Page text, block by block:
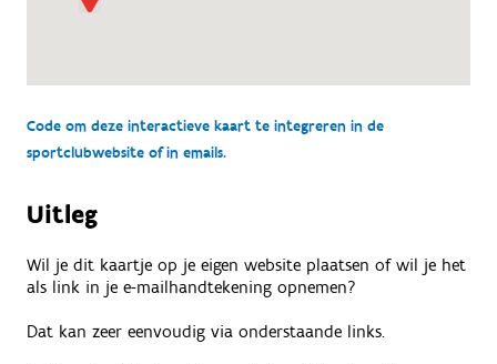
Code om deze interactieve kaart te integreren in de
sportclubwebsite of in emails.
Uitleg
Wil je dit kaartje op je eigen website plaatsen of wil je het
als link in je e-mailhandtekening opnemen?
Dat kan zeer eenvoudig via onderstaande links.